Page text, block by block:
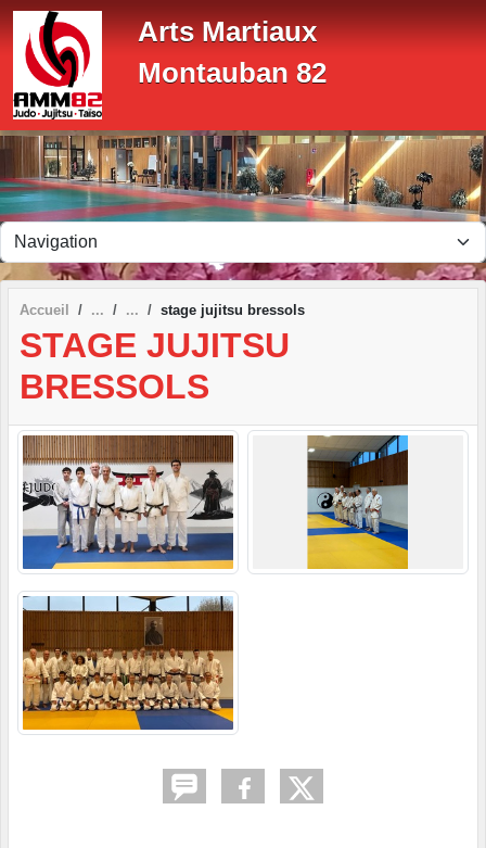
Arts Martiaux
Montauban 82
Accueil stage jujitsu bressols
STAGE JUJITSU
BRESSOLS
Panneau de gestion des cookies